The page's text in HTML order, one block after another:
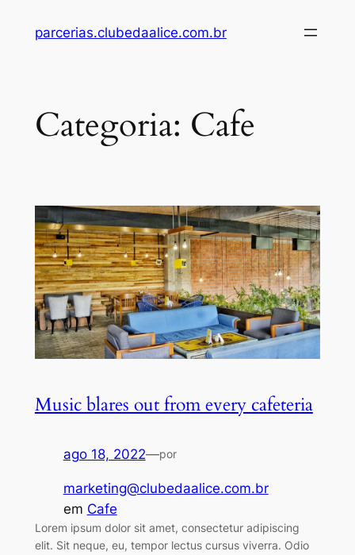
parcerias.clubedaalice.com.br
Categoria: Cafe
Music blares out from every cafeteria
ago 18, 2022—por
marketing@clubedaalice.com.br
em Cafe
Lorem ipsum dolor sit amet, consectetur adipiscing
elit. Sit neque, eu, tempor lectus cursus viverra. Odio